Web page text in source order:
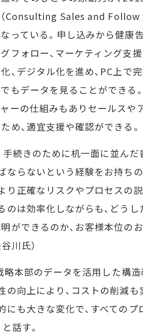
Consulting Sales and Follow
っている。申し込みから健康
フォロー、マーケティング支援
、デジタル化を進め、PC上で
もデータを見ることができる
ーの仕組みもありセールスや
め、適宜支援や確認ができる。
続きのために机一面に並んだ
ならないという経験をお持ち
り正確なリスクやプロセスの
のは効率化しながらも、どう
ができるのか、お客様本位の
川氏）
本部のデータを活用した構造
の向上により、コストの削減も
にも大きな変化で、すべての
話す。